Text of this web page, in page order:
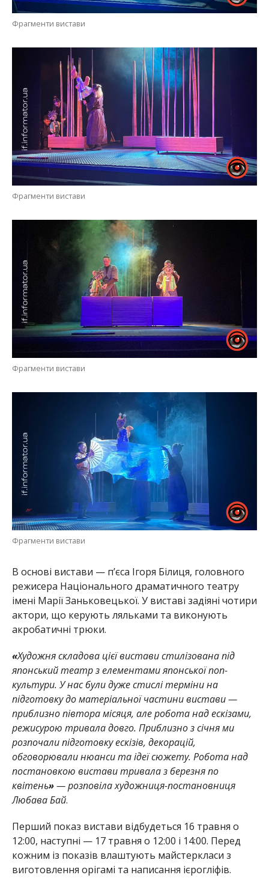
Фрагменти вистави
Фрагменти вистави
Фрагменти вистави
Фрагменти вистави
В основі вистави — п’єса Ігоря Білиця, головного
режисера Національного драматичного театру
імені Марії Заньковецької. У виставі задіяні чотири
актори, що керують ляльками та виконують
акробатичні трюки.
«Художня складова цієї вистави стилізована під
японський театр з елементами японської поп-
культури. У нас були дуже стислі терміни на
підготовку до матеріальної частини вистави —
приблизно півтора місяця, але робота над ескізами,
режисурою тривала довго. Приблизно з січня ми
розпочали підготовку ескізів, декорацій,
обговорювали нюанси та ідеї сюжету. Робота над
постановкою вистави тривала з березня по
квітень»— розповіла художниця-постановниця
Любава Бай.
Перший показ вистави відбудеться 16 травня о
12:00, наступні — 17 травня о 12:00 і 14:00. Перед
кожним із показів влаштують майстеркласи з
виготовлення орігамі та написання ієрогліфів.